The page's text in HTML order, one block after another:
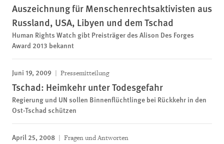
Auszeichnung für Menschenrechtsaktivisten aus
Russland, USA, Libyen und dem Tschad
Human Rights Watch gibt Preisträger des Alison Des Forges
Award 2013 bekannt
Juni 19, 2009 Pressemitteilung
Tschad: Heimkehr unter Todesgefahr
Regierung und UN sollen Binnenflüchtlinge bei Rückkehr in den
Ost-Tschad schützen
April 25, 2008 Fragen und Antworten